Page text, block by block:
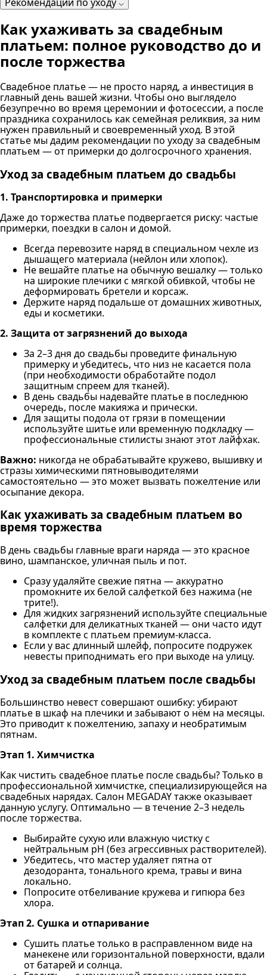
Как ухаживать за свадебным
платьем: полное руководство до и
после торжества
Свадебное платье — не просто наряд, а инвестиция в
главный день вашей жизни. Чтобы оно выглядело
безупречно во время церемонии и фотосессии, а после
праздника сохранилось как семейная реликвия, за ним
нужен правильный и своевременный уход. В этой
статье мы дадим рекомендации по уходу за свадебным
платьем — от примерки до долгосрочного хранения.
Уход за свадебным платьем до свадьбы
1. Транспортировка и примерки
Даже до торжества платье подвергается риску: частые
примерки, поездки в салон и домой.
Всегда перевозите наряд в специальном чехле из
дышащего материала (нейлон или хлопок).
Не вешайте платье на обычную вешалку — только
на широкие плечики с мягкой обивкой, чтобы не
деформировать бретели и корсаж.
Держите наряд подальше от домашних животных,
еды и косметики.
2. Защита от загрязнений до выхода
За 2–3 дня до свадьбы проведите финальную
примерку и убедитесь, что низ не касается пола
(при необходимости обработайте подол
защитным спреем для тканей).
В день свадьбы надевайте платье в последнюю
очередь, после макияжа и прически.
Для защиты подола от грязи в помещении
используйте шитье или временную подкладку —
профессиональные стилисты знают этот лайфхак.
Важно: никогда не обрабатывайте кружево, вышивку и
стразы химическими пятновыводителями
самостоятельно — это может вызвать пожелтение или
осыпание декора.
Как ухаживать за свадебным платьем во
время торжества
В день свадьбы главные враги наряда — это красное
вино, шампанское, уличная пыль и пот.
Сразу удаляйте свежие пятна — аккуратно
промокните их белой салфеткой без нажима (не
трите!).
Для жидких загрязнений используйте специальные
салфетки для деликатных тканей — они часто идут
в комплекте с платьем премиум-класса.
Если у вас длинный шлейф, попросите подружек
невесты приподнимать его при выходе на улицу.
Уход за свадебным платьем после свадьбы
Большинство невест совершают ошибку: убирают
платье в шкаф на плечики и забывают о нём на месяцы.
Это приводит к пожелтению, запаху и необратимым
пятнам.
Этап 1. Химчистка
Как чистить свадебное платье после свадьбы? Только в
профессиональной химчистке, специализирующейся на
свадебных нарядах. Салон MEGADAY также оказывает
данную услугу. Оптимально — в течение 2–3 недель
после торжества.
Выбирайте сухую или влажную чистку с
нейтральным pH (без агрессивных растворителей).
Убедитесь, что мастер удаляет пятна от
дезодоранта, тонального крема, травы и вина
локально.
Попросите отбеливание кружева и гипюра без
хлора.
Этап 2. Сушка и отпаривание
Сушить платье только в расправленном виде на
манекене или горизонтальной поверхности, вдали
от батарей и солнца.